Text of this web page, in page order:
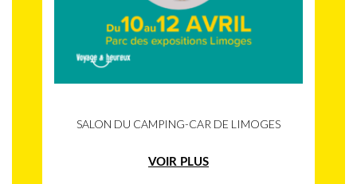
SALON DU CAMPING-CAR DE LIMOGES
VOIR PLUS